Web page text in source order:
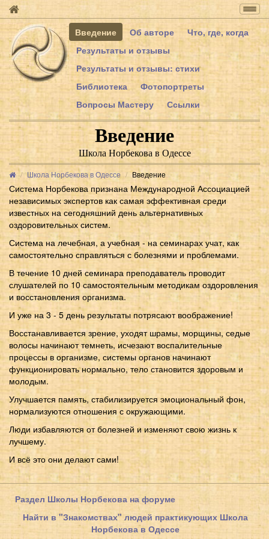
Введение Об авторе
Что, где, когда
Результаты и отзывы
Результаты и отзывы: стихи
Библиотека
Фотопортреты
Вопросы Мастеру
Ссылки
Введение
Школа Норбекова в Одессе
Школа Норбекова в Одессе Введение
Система Норбекова признана Международной Ассоциацией
независимых экспертов как самая эффективная среди
известных на сегодняшний день альтернативных
оздоровительных систем.
Система на лечебная, а учебная - на семинарах учат, как
самостоятельно справляться с болезнями и проблемами.
В течение 10 дней семинара преподаватель проводит
слушателей по 10 самостоятельным методикам оздоровления
и восстановления организма.
И уже на 3 - 5 день результаты потрясают воображение!
Восстанавливается зрение, уходят шрамы, морщины, седые
волосы начинают темнеть, исчезают воспалительные
процессы в организме, системы органов начинают
функционировать нормально, тело становится здоровым и
молодым.
Улучшается память, стабилизируется эмоциональный фон,
нормализуются отношения с окружающими.
Люди избавляются от болезней и изменяют свою жизнь к
лучшему.
И всё это они делают сами!
Раздел Школы Норбекова на форуме
Найти в "Знакомствах" людей практикующих Школа
Норбекова в Одессе